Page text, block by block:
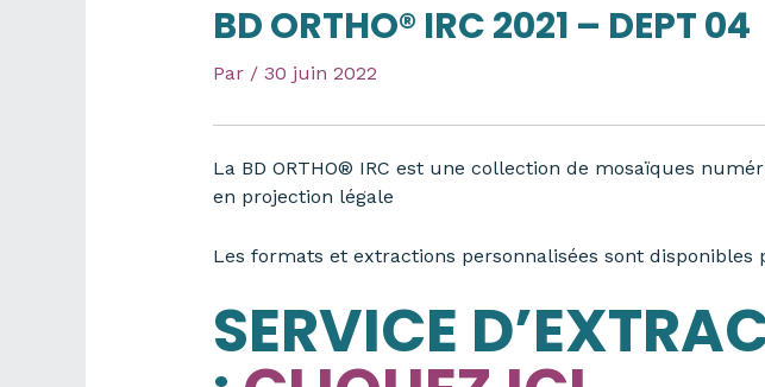
BD ORTHO® IRC 2021 – DEPT 04
Par / 30 juin 2022
La BD ORTHO® IRC est une collection de mosaïques
en projection légale
Les formats et extractions personnalisées sont disponibles
SERVICE